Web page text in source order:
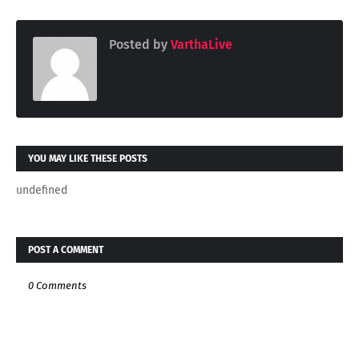
Posted by VarthaLive
YOU MAY LIKE THESE POSTS
undefined
POST A COMMENT
0 Comments